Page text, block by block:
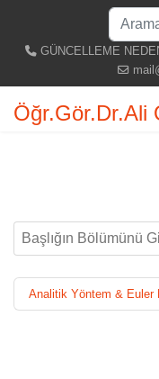
GÜNCELLEME
Öğr.Gör.Dr.Ali
Başlığın Bölümünü Girin
Analitik Yöntem & Euler